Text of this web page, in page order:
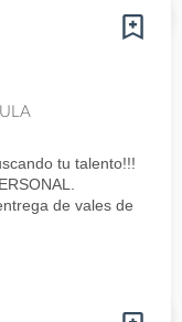
tu talento!!!
de vales de